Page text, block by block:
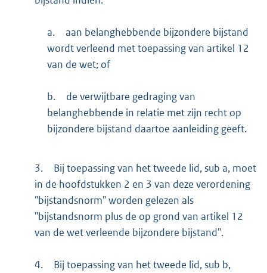
a.
aan belanghebbende bijzondere bijstand
wordt verleend met toepassing van artikel 12
van de wet; of
b.
de verwijtbare gedraging van
belanghebbende in relatie met zijn recht op
bijzondere bijstand daartoe aanleiding geeft.
3.
Bij toepassing van het tweede lid, sub a, moet
in de hoofdstukken 2 en 3 van deze verordening
"bijstandsnorm" worden gelezen als
"bijstandsnorm plus de op grond van artikel 12
van de wet verleende bijzondere bijstand".
4.
Bij toepassing van het tweede lid, sub b,